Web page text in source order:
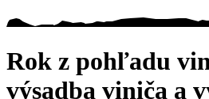
Rok z pohľadu
výsadba viniča a